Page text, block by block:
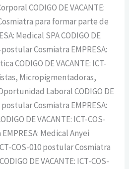
CODIGO DE VACANTE:
para formar parte de
Medical SPA CODIGO DE
postular Cosmiatra EMPRESA:
CODIGO DE VACANTE: ICT-
Micropigmentadoras,
Laboral CODIGO DE
postular Cosmiatra EMPRESA:
DE VACANTE: ICT-COS-
Medical Anyei
COS-010 postular Cosmiatra
DE VACANTE: ICT-COS-